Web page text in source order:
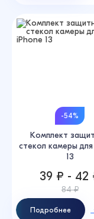
-54%
Комплект
стекол камеры
13
39 ₽ - 42
84 ₽
Подробнее